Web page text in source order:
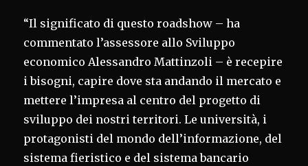
“Il significato di questo roadshow – ha
commentato l’assessore allo Sviluppo
economico Alessandro Mattinzoli – è recepire
i bisogni, capire dove sta andando il mercato e
mettere l’impresa al centro del progetto di
sviluppo dei nostri territori. Le università, i
protagonisti del mondo dell’informazione, del
sistema fieristico e del sistema bancario